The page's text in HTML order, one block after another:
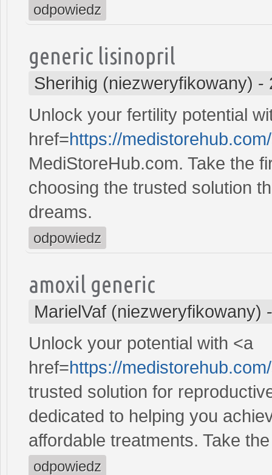
odpowiedz
generic lisinopril
Sherihig (niezweryfikowany) -
Unlock your fertility potential
href=https://
MediStoreHub.com. Take the
choosing the trusted solution
dreams.
odpowiedz
amoxil generic
MarielVaf (niezweryfikowany)
Unlock your potential with <a
href=https://
trusted solution for
dedicated to helping you
affordable treatments. Take
odpowiedz